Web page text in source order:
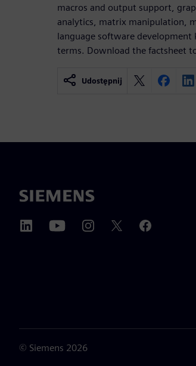
macros and output support,
analytics, matrix manipulation,
language software development
terms. Download the factsheet
Udostępnij
© Siemens 2026